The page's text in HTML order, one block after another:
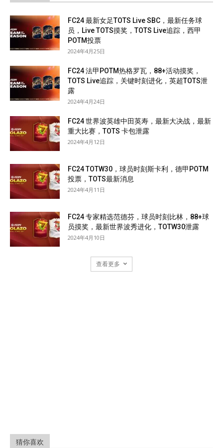
FC24 最新女足TOTS Live SBC，最新任务球
员，Live TOTS摸奖，TOTS Live追踪，西甲
POTM投票
2024年4月25日
FC24 法甲POTM热格罗瓦，88+活动摸奖，
TOTS Live追踪，关键时刻进化，英超TOTS泄
露
2024年4月24日
FC24 世界波英雄中田英寿，最新大决战，最新
重大比赛，TOTS 卡包泄露
2024年4月12日
FC24 TOTW30，球员时刻斯卡利，德甲POTM
投票，TOTS最新消息
2024年4月11日
FC24 专家精选范德芬，球员时刻比林，88+球
员摸奖，最新世界波秀进化，TOTW30泄露
2024年4月10日
查看更多
猜你喜欢